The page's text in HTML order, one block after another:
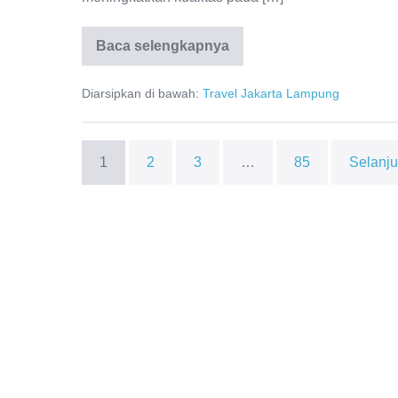
Baca selengkapnya
Diarsipkan di bawah: Travel Jakarta Lampung
1 2 3 … 85